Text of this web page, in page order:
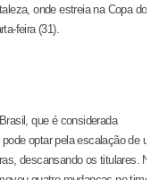
onde estreia na Copa do
feira (31).
que é considerada
optar pela escalação de um
descansando os titulares. Na